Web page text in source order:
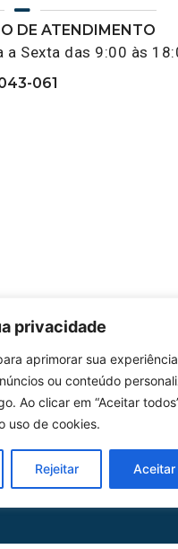
privacidade
aprimorar sua
ou conteúdo
Ao clicar em “Aceitar
uso de cookies.
Rejeitar
DE ATENDIMENTO
a Sexta das 9:00 às
061